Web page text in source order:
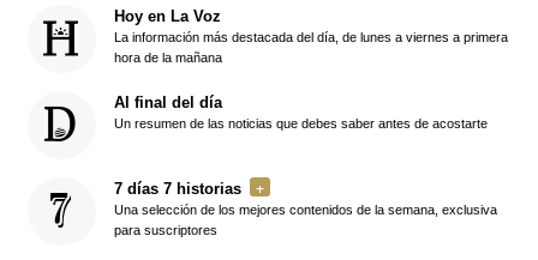
Hoy en La Voz
La información más destacada del día, de lunes a viernes a primera
hora de la mañana
Al final del día
Un resumen de las noticias que debes saber antes de acostarte
7 días 7 historias
Una selección de los mejores contenidos de la semana, exclusiva
para suscriptores